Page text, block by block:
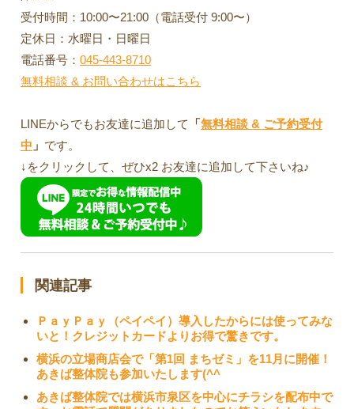
受付時間：10:00〜21:00（電話受付 9:00〜）
定休日：水曜日・日曜日
電話番号：045-443-8710
無料相談 & お問い合わせはこちら
LINEからでもお友達に追加して 「無料相談 & ご予約受付
中 」 です。
↓をクリックして、ぜひx2 お友達に追加して下さいね♪
関連記事
ＰａｙＰａｙ（ペイペイ）導入したからには使ってみな
いと！クレジットカードよりお得で驚きです。
横浜の立場商店会で「第1回 まちゼミ」を11月に開催！
あきば整体院も参加いたします(^^
あきば整体院では横浜市泉区を中心にチラシを配布中で